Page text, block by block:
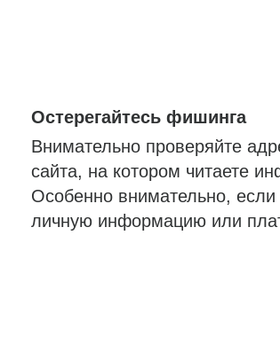
Остерегайтесь фишинга
Внимательно проверяйте
сайта, на котором читаете
Особенно внимательно, если
личную информацию или